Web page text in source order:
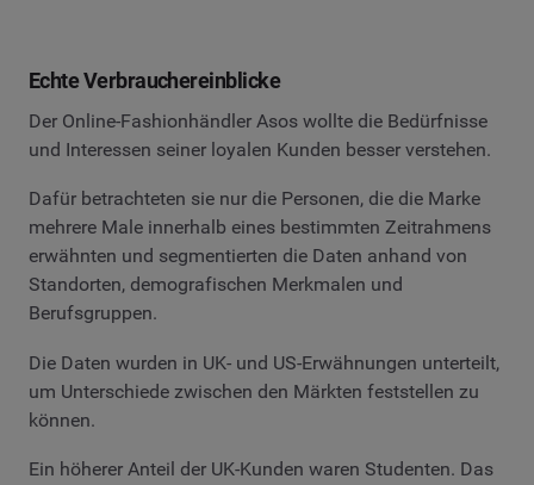
Echte Verbrauchereinblicke
Der Online-Fashionhändler Asos wollte die Bedürfnisse
und Interessen seiner loyalen Kunden besser verstehen.
Dafür betrachteten sie nur die Personen, die die Marke
mehrere Male innerhalb eines bestimmten Zeitrahmens
erwähnten und segmentierten die Daten anhand von
Standorten, demografischen Merkmalen und
Berufsgruppen.
Die Daten wurden in UK- und US-Erwähnungen unterteilt,
um Unterschiede zwischen den Märkten feststellen zu
können.
Ein höherer Anteil der UK-Kunden waren Studenten. Das